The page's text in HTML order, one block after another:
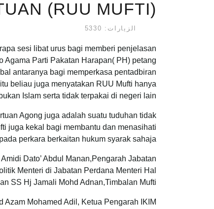
(RUU MUFTI)
الزيارات: 5330
sesi libat urus bagi memberi penjelasan
Parti Pakatan Harapan( PH) petang
antaranya bagi memperkasa pentadbiran
beliau juga menyatakan RUU Mufti hanya
Islam serta tidak terpakai di negeri lain.
Agong juga adalah suatu tuduhan tidak
juga kekal bagi membantu dan menasihati
perkara berkaitan hukum syarak sahaja.
Dato’ Abdul Manan,Pengarah Jabatan
Menteri di Jabatan Perdana Menteri Hal
SS Hj Jamali Mohd Adnan,Timbalan Mufti.
Azam Mohamed Adil, Ketua Pengarah IKIM